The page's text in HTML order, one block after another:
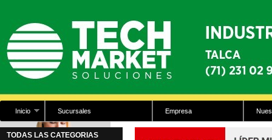
Inicio Sucursales Empresa
TODAS LAS CATEGORIAS